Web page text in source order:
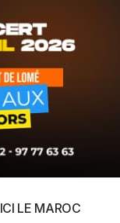
ICI LE MAROC